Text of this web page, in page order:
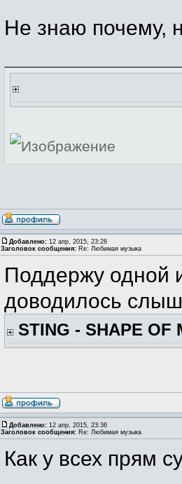
Не знаю почему,
Добавлено: 12 апр, 2015, 23:28
Заголовок сообщения: Re: Любимая музыка
Поддержу одной
доводилось
STING - SHAPE OF
Добавлено: 12 апр, 2015, 23:36
Заголовок сообщения: Re: Любимая музыка
Как у всех прям